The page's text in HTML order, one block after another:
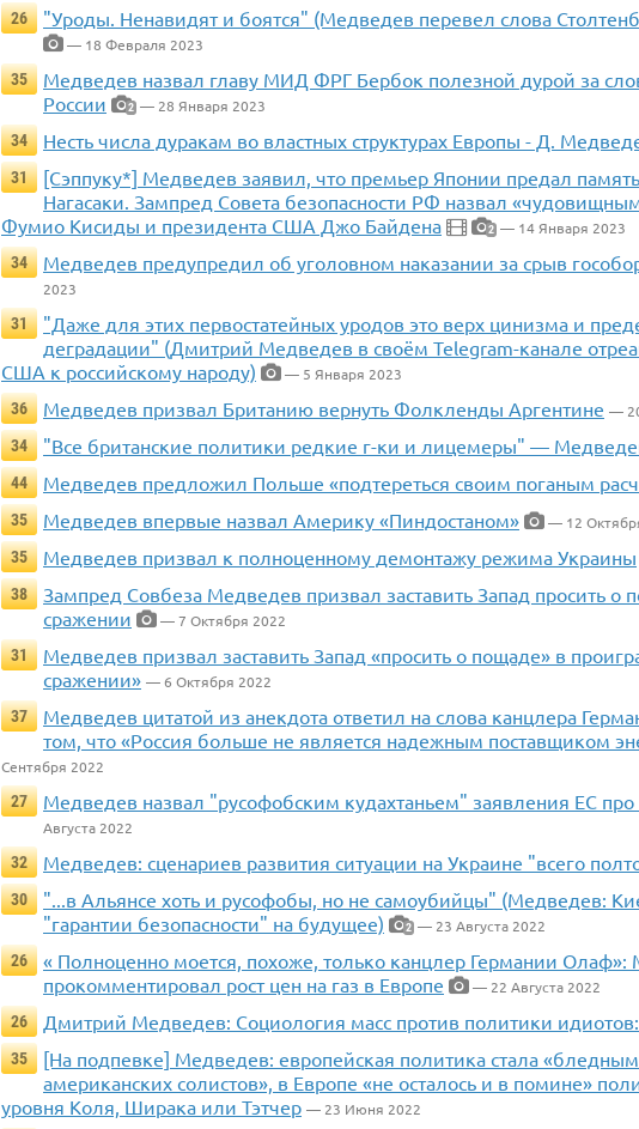
26
"Уроды. Ненавидят и боятся" (Медведев перевел слова
— 18 Февраля 2023
35
Медведев назвал главу МИД ФРГ Бербок полезной дурой за
России
2 — 28 Января 2023
34
Несть числа дуракам во властных структурах Европы - Д.
31
[Сэппуку*] Медведев заявил, что премьер Японии предал
Нагасаки. Зампред Совета безопасности РФ назвал
Фумио Кисиды и президента США Джо Байдена
2 — 14 Января 2023
34
Медведев предупредил об уголовном наказании за срыв
2023
31
"Даже для этих первостатейных уродов это верх цинизма и
деградации" (Дмитрий Медведев в своём Telegram-канале
США к российскому народу)
— 5 Января 2023
36
Медведев призвал Британию вернуть Фолкленды Аргентине —
34
"Все британские политики редкие г-ки и лицемеры" —
44
Медведев предложил Польше «подтереться своим поганым
35
Медведев впервые назвал Америку «Пиндостаном»
— 12
35
Медведев призвал к полноценному демонтажу режима Украины
38
Зампред Совбеза Медведев призвал заставить Запад просить о
сражении
— 7 Октября 2022
31
Медведев призвал заставить Запад «просить о пощаде» в
сражении» — 6 Октября 2022
37
Медведев цитатой из анекдота ответил на слова канцлера
том, что «Россия больше не является надежным поставщиком
Сентября 2022
27
Медведев назвал "русофобским кудахтаньем" заявления ЕС
Августа 2022
32
Медведев: сценариев развития ситуации на Украине "всего
30
"...в Альянсе хоть и русофобы, но не самоубийцы" (Медведев:
"гарантии безопасности" на будущее)
2 — 23 Августа 2022
26
« Полноценно моется, похоже, только канцлер Германии Олаф»:
прокомментировал рост цен на газ в Европе
— 22 Августа 2022
26
Дмитрий Медведев: Социология масс против политики идиотов:
35
[На подпевке] Медведев: европейская политика стала
американских солистов», в Европе «не осталось и в помине»
уровня Коля, Ширака или Тэтчер — 23 Июня 2022